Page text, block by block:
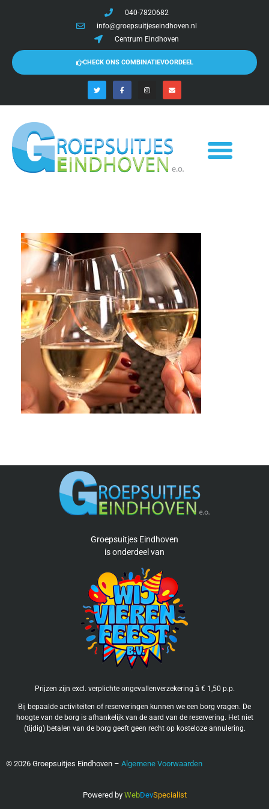
040-7820682
info@groepsuitjeseindhoven.nl
Centrum Eindhoven
CHECK ONS COMBINATIEVOORDEEL
Groepsuitjes Eindhoven
isonderdeel van
Prijzen zijn excl. verplichte ongevallenverzekering à € 1,50 p.p.
Bij bepaalde activiteiten of reserveringen kunnen we een borg vragen. De
hoogte van de borg is afhankelijk van de aard van de reservering. Het niet
(tijdig) betalen van de borg geeft geen recht op kosteloze annulering.
© 2026 Groepsuitjes Eindhoven – Algemene Voorwaarden
Powered by WebDevSpecialist